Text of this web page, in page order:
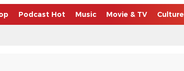
Podcast Hot Music Movie & TV Culture